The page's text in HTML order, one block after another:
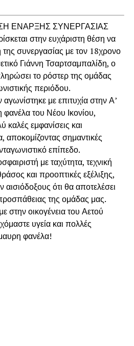
ΕΝΑΡΞΗΣ ΣΥΝΕΡΓΑΣΙΑΣ
στην ευχάριστη θέση να
της συνεργασίας με τον 18χρονο
Γιάννη Τσαρτσαμπαλίδη, ο
το ρόστερ της ομάδας
περιόδου.
με επιτυχία στην Α’
φανέλα του Νέου Ικονίου,
εμφανίσεις και
αποκομίζοντας σημαντικές
επίπεδο.
με ταχύτητα, τεχνική
και προοπτικές εξέλιξης,
ότι θα αποτελέσει
της ομάδας μας.
στην οικογένεια του Αετού
υγεία και πολλές
φανέλα!